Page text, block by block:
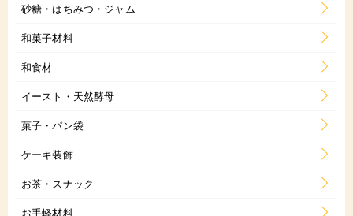
砂糖・はちみつ・ジャム
和菓子材料
和食材
イースト・天然酵母
菓子・パン袋
ケーキ装飾
お茶・スナック
お手軽材料